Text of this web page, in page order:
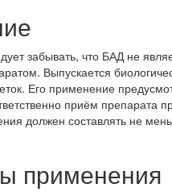
забывать, что БАД не
Выпускается
Его применение
приём препарата
должен составлять не
применения